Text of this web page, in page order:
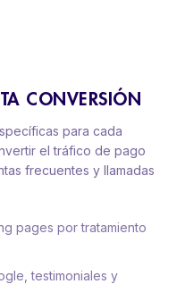
CONVERSIÓN
para cada
el tráfico de pago
frecuentes y llamadas
pages por tratamiento
testimoniales y